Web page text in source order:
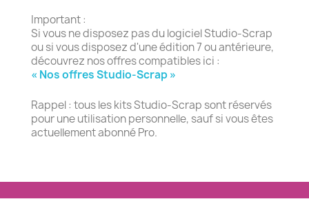
Important :
Si vous ne disposez pas du logiciel Studio-Scrap
ou si vous disposez d'une édition 7 ou antérieure,
découvrez nos offres compatibles ici :
« Nos offres Studio-Scrap »
Rappel : tous les kits Studio-Scrap sont réservés
pour une utilisation personnelle, sauf si vous êtes
actuellement abonné Pro.